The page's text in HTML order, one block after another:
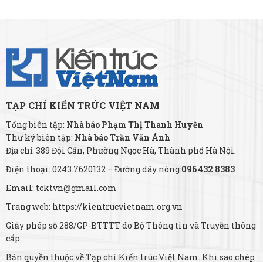
TẠP CHÍ KIẾN TRÚC VIỆT NAM
Tổng biên tập: Nhà báo Phạm Thị Thanh Huyền
Thư ký biên tập: Nhà báo Trần Văn Ánh
Địa chỉ: 389 Đội Cấn, Phường Ngọc Hà, Thành phố Hà Nội.
Điện thoại: 0243.7620132 – Đường dây nóng:096 432 8383
Email: tcktvn@gmail.com
Trang web: https://kientrucvietnam.org.vn
Giấy phép số 288/GP-BTTTT do Bộ Thông tin và Truyền thông
cấp.
Bản quyền thuộc về Tạp chí Kiến trúc Việt Nam. Khi sao chép